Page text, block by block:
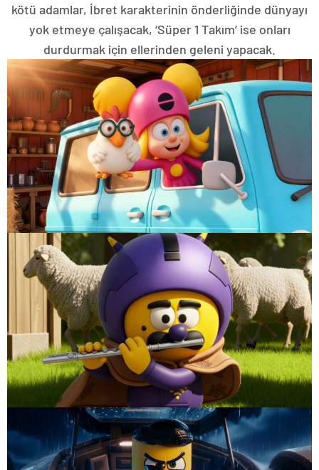
kötü adamlar, İbret karakterinin önderliğinde dünyayı
yok etmeye çalışacak, ‘Süper 1 Takım’ ise onları
durdurmak için ellerinden geleni yapacak.